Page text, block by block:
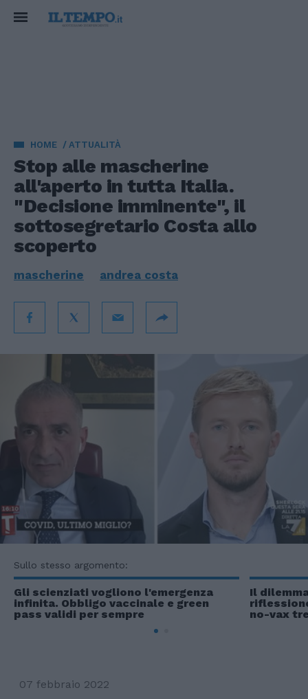
HOME ATTUALITÀ
Stop alle mascherine
all'aperto in tutta Italia.
"Decisione imminente", il
sottosegretario Costa allo
scoperto
mascherine andrea costa
Sullo stesso argomento:
Gli scienziati vogliono l'emergenza
infinita. Obbligo vaccinale e green
pass validi per sempre
Il
no-vax
07 febbraio 2022